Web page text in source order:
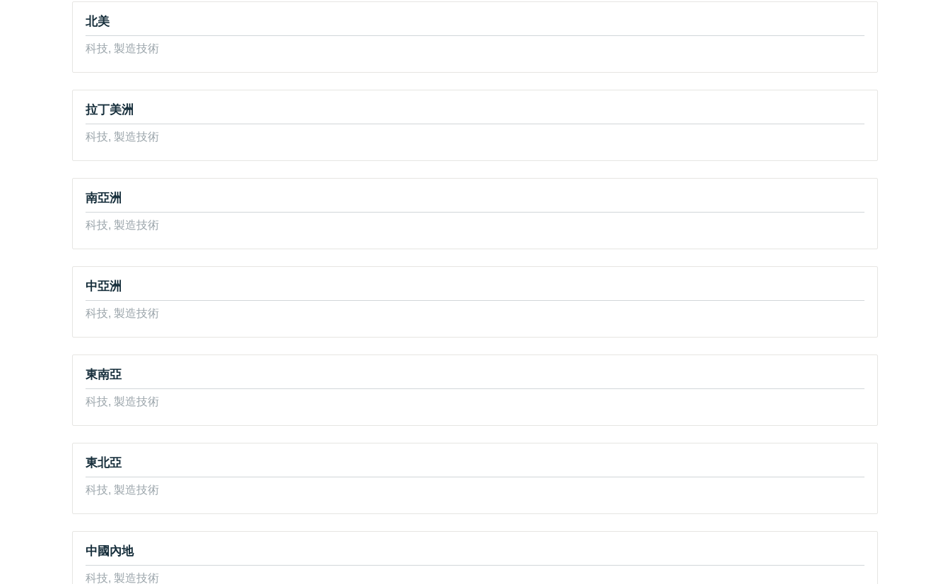
北美
科技, 製造技術
拉丁美洲
科技, 製造技術
南亞洲
科技, 製造技術
中亞洲
科技, 製造技術
東南亞
科技, 製造技術
東北亞
科技, 製造技術
中國內地
科技, 製造技術